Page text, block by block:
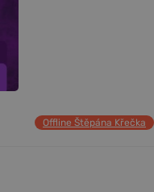
Offline Štěpána Křečka